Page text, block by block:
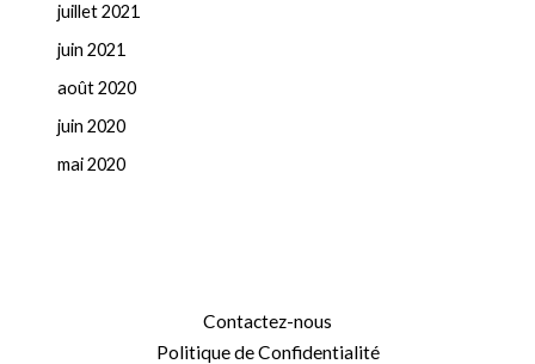
juillet 2021
juin 2021
août 2020
juin 2020
mai 2020
Contactez-nous
Politique de Confidentialité